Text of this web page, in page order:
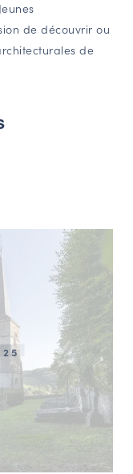
de découvrir ou
de